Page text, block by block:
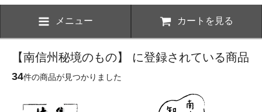
メニュー カートを見る
【南信州秘境のもの】 に登録されている商品
34件の商品が見つかりました